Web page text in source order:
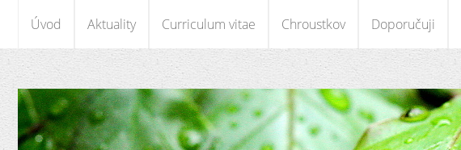
Úvod Aktuality Curriculum vitae Chroustkov Doporučuji